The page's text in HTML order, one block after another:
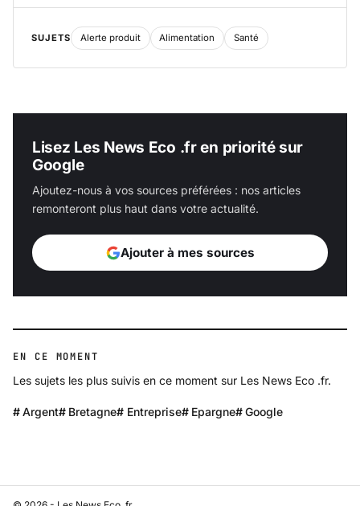
SUJETS Alerte produit Alimentation Santé
Lisez Les News Eco .fr en priorité sur
Google
Ajoutez-nous à vos sources préférées : nos articles
remonteront plus haut dans votre actualité.
Ajouter à mes sources
EN CE MOMENT
Les sujets les plus suivis en ce moment sur Les News Eco .fr.
Argent Bretagne Entreprise Epargne Google